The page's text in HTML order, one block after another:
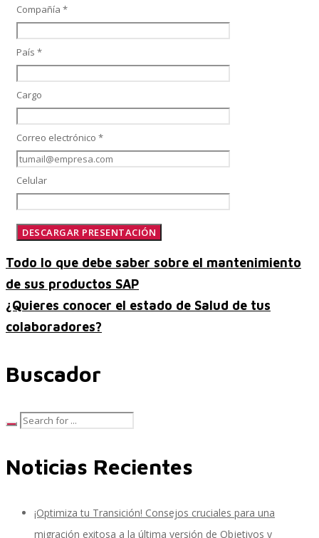
Soporte SuccessFactors
SAP Time and Attendance
Gestión de Capital Humano SAP
SAP S/4 HANA Finanzas
Compañía *
País *
Cargo
Correo electrónico *
Celular
Todo lo que debe saber sobre el mantenimiento
de sus productos SAP
¿Quieres conocer el estado de Salud de tus
colaboradores?
Buscador
Noticias Recientes
¡Optimiza tu Transición! Consejos cruciales para una
migración exitosa a la última versión de Objetivos y